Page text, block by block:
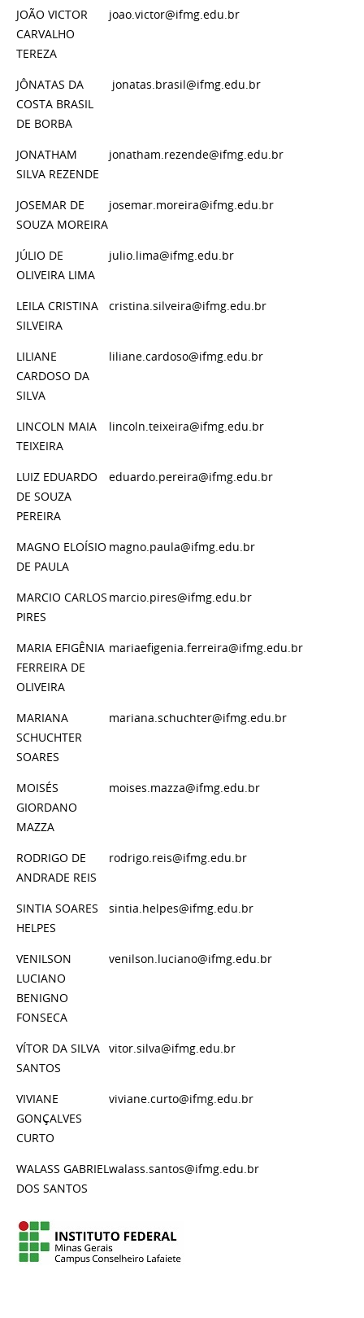
JOÃO VICTOR
CARVALHO
TEREZA
joao.victor@ifmg.edu.br
JÔNATAS DA
COSTA BRASIL
DE BORBA
jonatas.brasil@ifmg.edu.br
JONATHAM
SILVA REZENDE
jonatham.rezende@ifmg.edu.br
JOSEMAR DE
SOUZA MOREIRA
josemar.moreira@ifmg.edu.br
JÚLIO DE
OLIVEIRA LIMA
julio.lima@ifmg.edu.br
LEILA CRISTINA
SILVEIRA
cristina.silveira@ifmg.edu.br
LILIANE
CARDOSO DA
SILVA
liliane.cardoso@ifmg.edu.br
LINCOLN MAIA
TEIXEIRA
lincoln.teixeira@ifmg.edu.br
LUIZ EDUARDO
DE SOUZA
PEREIRA
eduardo.pereira@ifmg.edu.br
MAGNO ELOÍSIO
DE PAULA
magno.paula@ifmg.edu.br
MARCIO CARLOS
PIRES
marcio.pires@ifmg.edu.br
MARIA EFIGÊNIA
FERREIRA DE
OLIVEIRA
mariaefigenia.ferreira@ifmg.edu.br
MARIANA
SCHUCHTER
SOARES
mariana.schuchter@ifmg.edu.br
MOISÉS
GIORDANO
MAZZA
moises.mazza@ifmg.edu.br
RODRIGO DE
ANDRADE REIS
rodrigo.reis@ifmg.edu.br
SINTIA SOARES
HELPES
sintia.helpes@ifmg.edu.br
VENILSON
LUCIANO
BENIGNO
FONSECA
venilson.luciano@ifmg.edu.br
VÍTOR DA SILVA
SANTOS
vitor.silva@ifmg.edu.br
VIVIANE
GONÇALVES
CURTO
viviane.curto@ifmg.edu.br
WALASS GABRIEL
DOS SANTOS
walass.santos@ifmg.edu.br